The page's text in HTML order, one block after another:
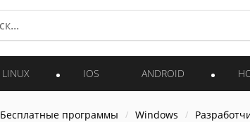
LINUX IOS ANDROID
Бесплатные программы Windows